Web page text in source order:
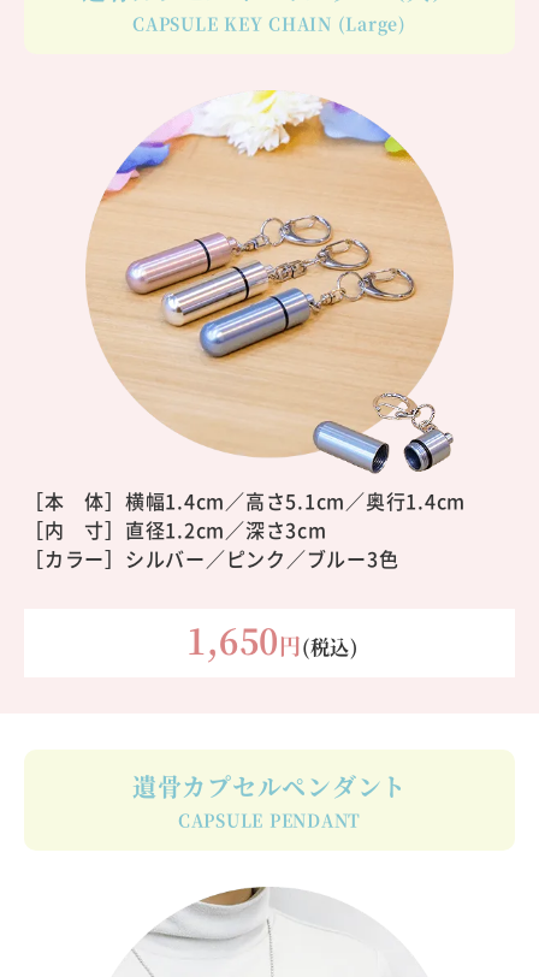
CAPSULE KEY CHAIN (Large)
［本 体］ 横幅1.4cm／高さ5.1cm／奥行1.4cm
［内 寸］直径1.2cm／深さ3cm
［カラー］シルバー／ピンク／ブルー3色
1,650円(税込)
遺骨カプセルペンダント
CAPSULE PENDANT